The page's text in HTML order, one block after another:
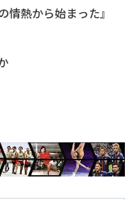
熱から始まった』